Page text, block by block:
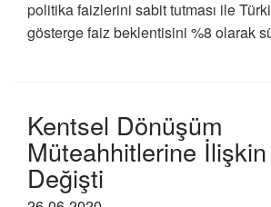
politika faizlerini sabit tutması ile
gösterge faiz beklentisini %8 olarak
Kentsel Dönüşüm
Müteahhitlerine
Değişti